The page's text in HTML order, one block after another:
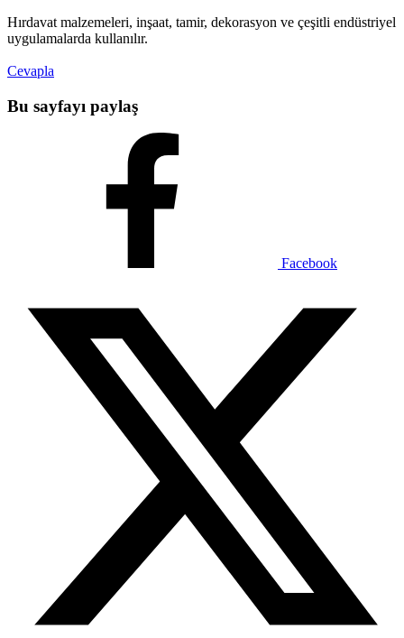
Hırdavat malzemeleri, inşaat, tamir, dekorasyon ve çeşitli endüstriyel
uygulamalarda kullanılır.
Cevapla
Bu sayfayı paylaş
Facebook